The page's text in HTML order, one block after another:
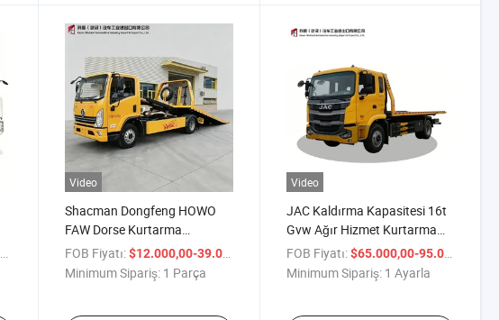
/ Parça
Video
Shacman Dongfeng HOWO
FAW Dorse Kurtarma
Kamyonu, Foton Geri Yükleme
Çekici, Afrika Orta Doğu için
Özelleştirilebilir Alt Kaldırma
FOB Fiyatı: $12.000,00-39.000,00
/ Parça
Minimum Sipariş: 1 Parça
Video
JAC Kaldırma Kapasitesi 16t
Gvw Ağır Hizmet Kurtarma
Kamyonu
FOB Fiyatı: $65.000,00-95.000,00
Minimum Sipariş: 1 Ayarla